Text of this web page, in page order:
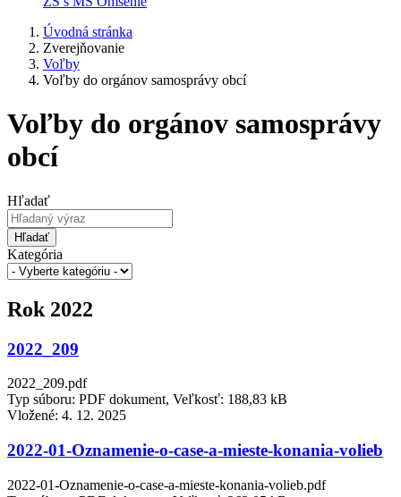
Úvodná stránka
Zverejňovanie
Voľby
Voľby do orgánov samosprávy obcí
Voľby do orgánov samosprávy
obcí
Hľadať
Hľadať
Kategória
Rok 2022
2022_209
2022_209.pdf
Typ súboru: PDF dokument, Veľkosť: 188,83 kB
Vložené: 4. 12. 2025
2022-01-Oznamenie-o-case-a-mieste-konania-volieb
2022-01-Oznamenie-o-case-a-mieste-konania-volieb.pdf